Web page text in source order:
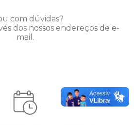
com dúvidas?
dos nossos endereços de e-
mail.